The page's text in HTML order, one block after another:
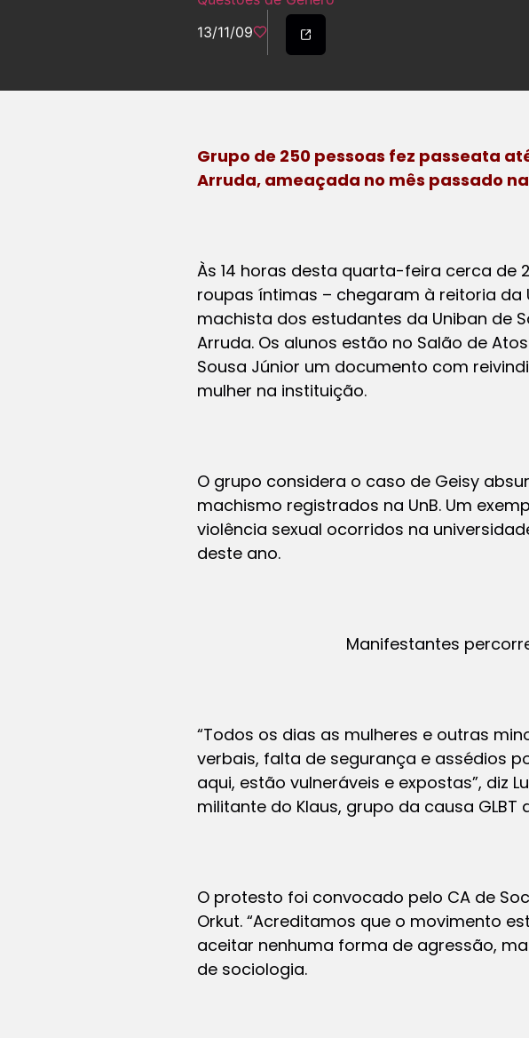
13/11/09
Grupo de 250 pessoas fez passeata
Arruda, ameaçada no mês passado
Às 14 horas desta quarta-feira cerca de
roupas íntimas – chegaram à reitoria
machista dos estudantes da Uniban de
Arruda. Os alunos estão no Salão de
Sousa Júnior um documento com
mulher na instituição.
O grupo considera o caso de Geisy
machismo registrados na UnB. Um
violência sexual ocorridos na
deste ano.
Manifestantes
“Todos os dias as mulheres e outras
verbais, falta de segurança e assédios
aqui, estão vulneráveis e expostas”, diz
militante do Klaus, grupo da causa GLBT
O protesto foi convocado pelo CA de
Orkut. “Acreditamos que o movimento
aceitar nenhuma forma de agressão,
de sociologia.